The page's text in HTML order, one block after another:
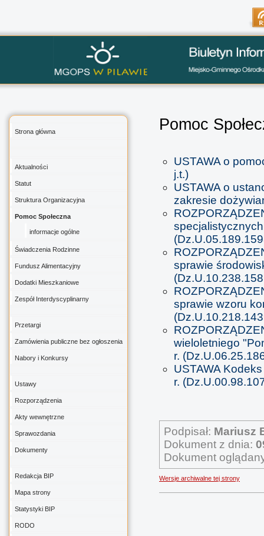
Strona główna
Aktualności
Statut
Struktura Organizacyjna
Pomoc Społeczna
informacje ogólne
Świadczenia Rodzinne
Fundusz Alimentacyjny
Dodatki Mieszkaniowe
Zespół Interdyscyplinarny
Przetargi
Zamówienia publiczne bez ogłoszenia
Nabory i Konkursy
Ustawy
Rozporządzenia
Akty wewnętrzne
Sprawozdania
Dokumenty
Redakcja BIP
Mapa strony
Statystyki BIP
RODO
Pomoc
USTAWA o
j.t.)
USTAWA o
zakresie
sprawie
sprawie wzoru
wieloletniego
r.
USTAWA
r.
Podpisał: Mariusz
Dokument z dnia:
Dokument
Wersje archiwalne tej strony